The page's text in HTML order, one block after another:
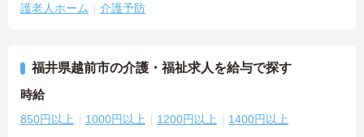
護老人ホーム
介護予防
福井県越前市の介護・福祉求人を給与で探す
時給
850円以上 1000円以上 1200円以上 1400円以上